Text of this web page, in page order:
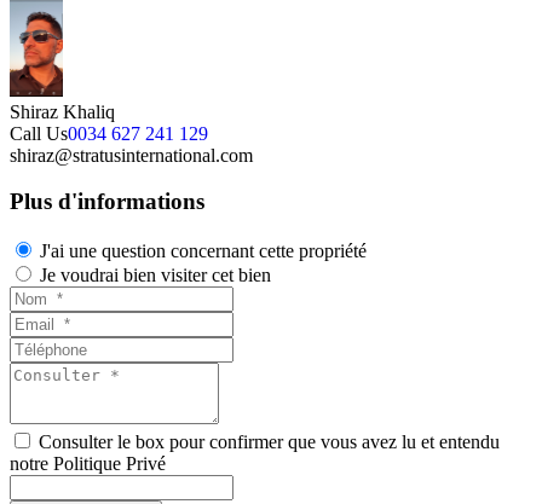
Shiraz Khaliq
Call Us0034 627 241 129
shiraz@stratusinternational.com
Plus d'informations
J'ai une question concernant cette propriété
Je voudrai bien visiter cet bien
Consulter le box pour confirmer que vous avez lu et entendu
notre Politique Privé